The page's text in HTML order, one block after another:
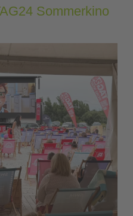
Sommerkino